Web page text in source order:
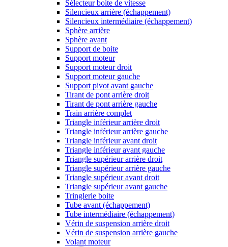
Sélecteur boite de vitesse
Silencieux arrière (échappement)
Silencieux intermédiaire (échappement)
Sphère arrière
Sphère avant
Support de boite
Support moteur
Support moteur droit
Support moteur gauche
Support pivot avant gauche
Tirant de pont arrière droit
Tirant de pont arrière gauche
Train arrière complet
Triangle inférieur arrière droit
Triangle inférieur arrière gauche
Triangle inférieur avant droit
Triangle inférieur avant gauche
Triangle supérieur arrière droit
Triangle supérieur arrière gauche
Triangle supérieur avant droit
Triangle supérieur avant gauche
Tringlerie boite
Tube avant (échappement)
Tube intermédiaire (échappement)
Vérin de suspension arrière droit
Vérin de suspension arrière gauche
Volant moteur